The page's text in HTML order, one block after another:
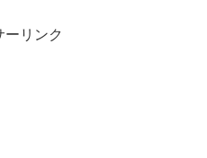
ーリンク